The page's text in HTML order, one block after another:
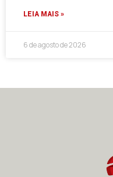
LEIA MAIS »
6 de agosto de 2026